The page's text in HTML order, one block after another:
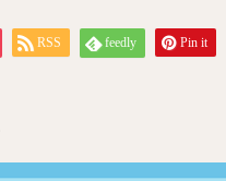
RSS feedly Pin it